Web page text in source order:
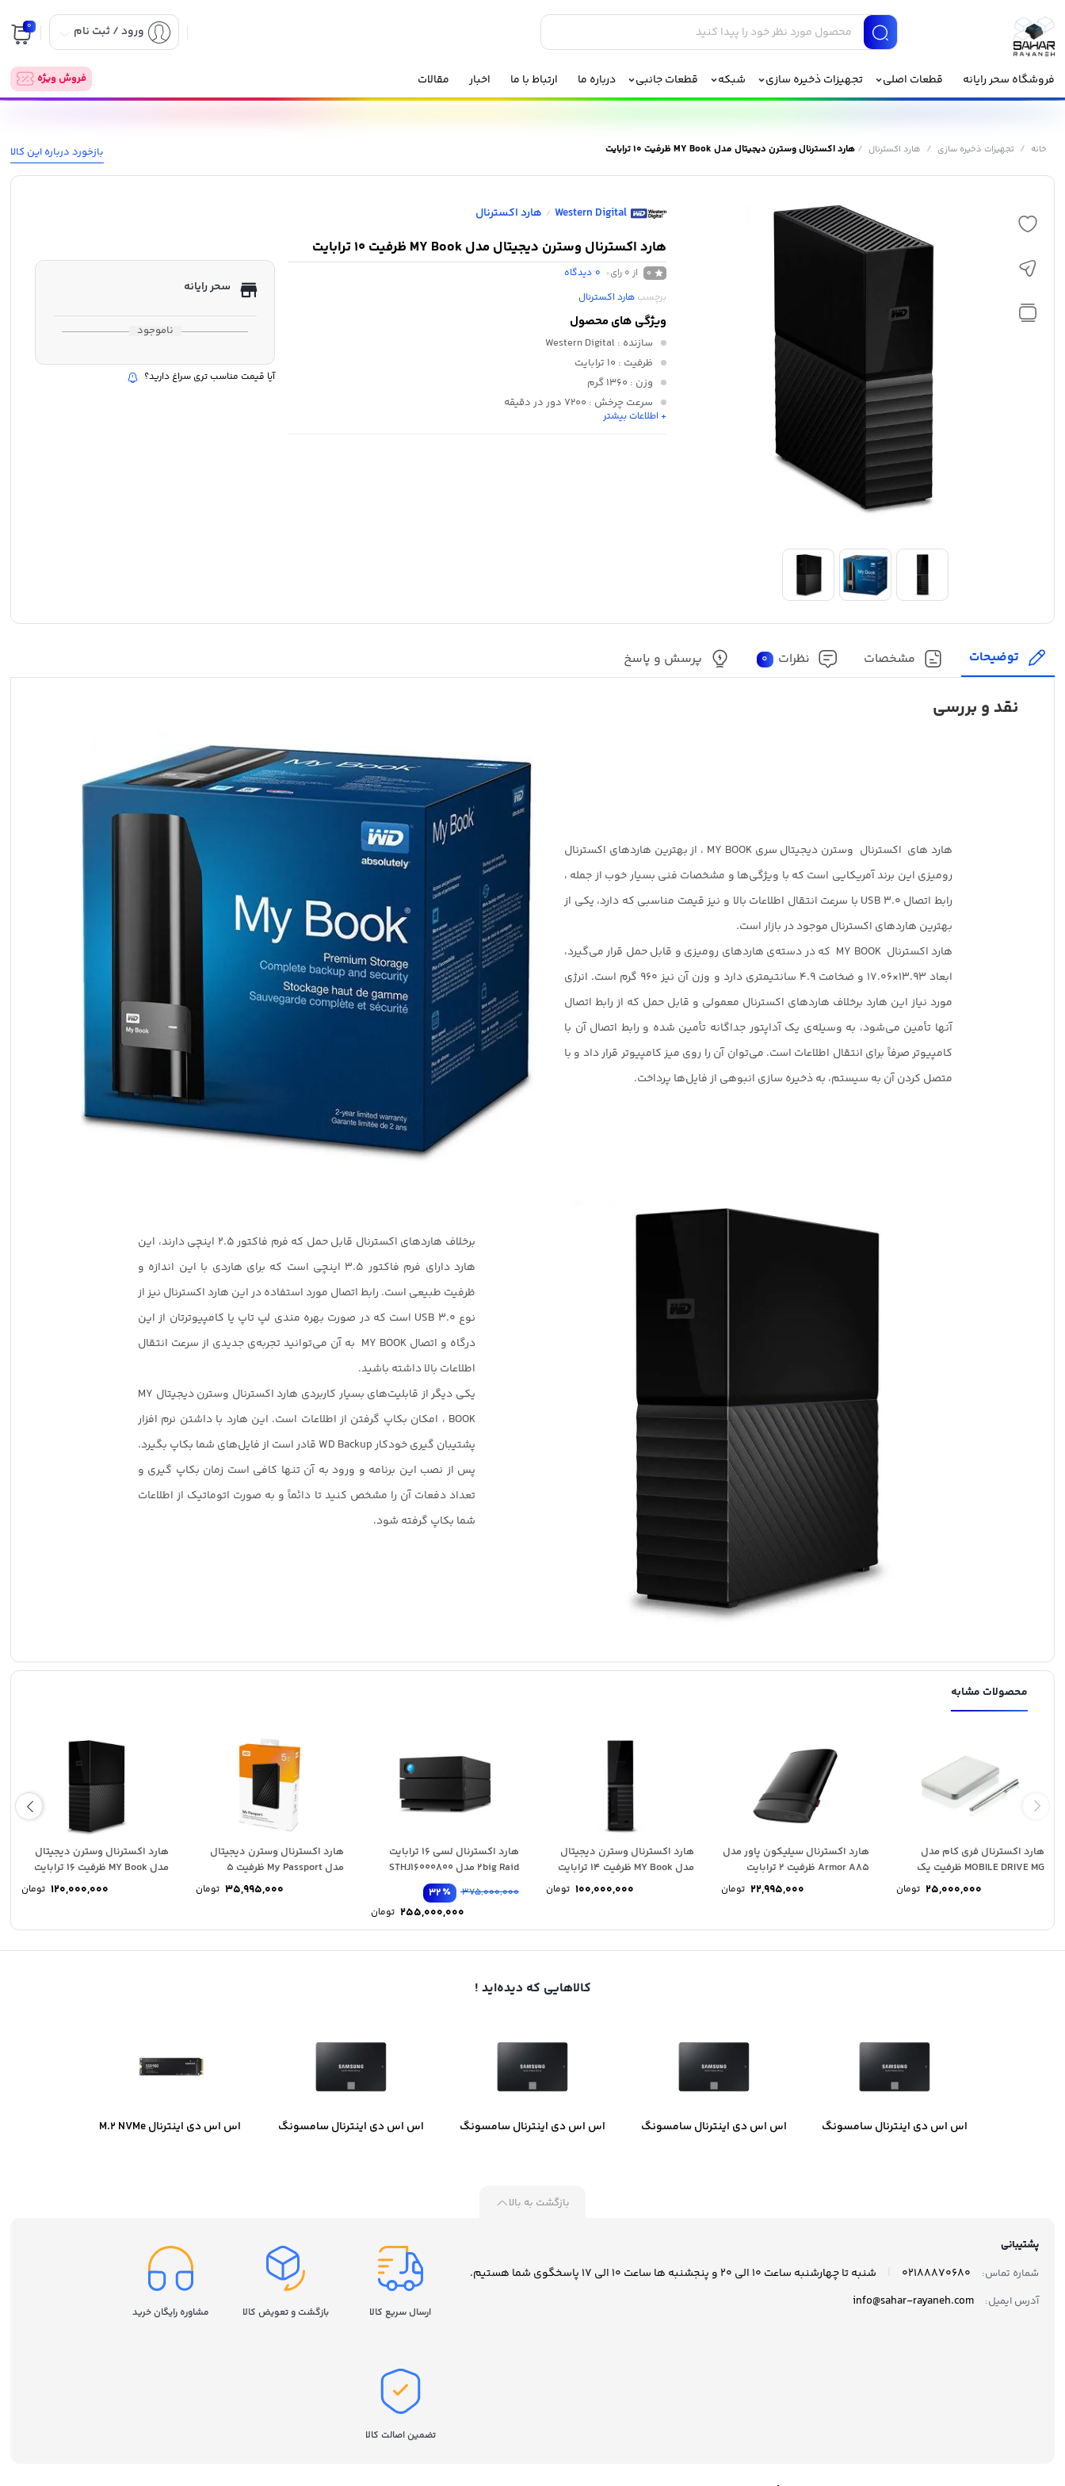
ورود / ثبت نام 0
فروشگاه سحر رایانه قطعات اصلی تجهیزات ذخیره سازی شبکه قطعات جانبی درباره ما ارتباط با ما اخبار مقالات فروش ویژه
بازخورد درباره این کالا خانه / تجهیزات ذخیره سازی / هارد اکسترنال /هارد اکسترنال وسترن دیجیتال مدل MY Book ظرفیت 10 ترابایت
Western Digital
/ هارد اکسترنال
هارد اکسترنال وسترن دیجیتال مدل MY Book ظرفیت 10 ترابایت
0 از 0 رای 0 دیدگاه
برچسبهارد اکسترنال
ویژگی های محصول
سازنده : Western Digital
ظرفیت : 10 ترابایت
وزن : 1360 گرم
سرعت چرخش : 7200 دور در دقیقه
سایز هد: 3.5 اینچ
+ اطلاعات بیشتر
سحر رایانه
ناموجود
آیا قیمت مناسب تری سراغ دارید؟
توضیحات مشخصات نظرات 0 پرسش و پاسخ
نقد و بررسی
هارد های اکسترنال وسترن دیجیتال سری MY BOOK ، از بهترین هاردهای اکسترنال
رومیزی این برند آمریکایی است که با ویژگی‌ها و مشخصات فنی بسیار خوب از جمله ،
رابط اتصال USB 3.0 با سرعت انتقال اطلاعات بالا و نیز قیمت مناسبی که دارد، یکی از
بهترین هاردهای اکسترنال موجود در بازار است.
هارد اکسترنال MY BOOK که در دسته‌ی هاردهای رومیزی و قابل حمل قرار می‌گیرد،
ابعاد 13.93×17.06 و ضخامت 4.9 سانتیمتری دارد و وزن آن نیز 960 گرم است. انرژی
مورد نیاز این هارد برخلاف هاردهای اکسترنال معمولی و قابل حمل که از رابط اتصال
آنها تأمین می‌شود، به وسیله‌ی یک آداپتور جداگانه تأمین شده و رابط اتصال آن با
کامپیوتر صرفاً برای انتقال اطلاعات است. می‌توان آن را روی میز کامپیوتر قرار داد و با
متصل کردن آن به سیستم، به ذخیره سازی انبوهی از فایل‌ها پرداخت.
برخلاف هاردهای اکسترنال قابل حمل که فرم فاکتور 2.5 اینچی دارند، این
هارد دارای فرم فاکتور 3.5 اینچی است که برای هاردی با این اندازه و
ظرفیت طبیعی است. رابط اتصال مورد استفاده در این هارد اکسترنال نیز از
نوع USB 3.0 است که در صورت بهره مندی لپ تاپ یا کامپیوترتان از این
درگاه و اتصال MY BOOK به آن می‌توانید تجربه‌ی جدیدی از سرعت انتقال
اطلاعات بالا داشته باشید.
یکی دیگر از قابلیت‌های بسیار کاربردی هارد اکسترنال وسترن دیجیتال MY
BOOK ، امکان بکاپ گرفتن از اطلاعات است. این هارد با داشتن نرم افزار
پشتیبان گیری خودکار WD Backup قادر است از فایل‌های شما بکاپ بگیرد.
پس از نصب این برنامه و ورود به آن تنها کافی است زمان بکاپ گیری و
تعداد دفعات آن را مشخص کنید تا دائماً و به صورت اتوماتیک از اطلاعات
شما بکاپ گرفته شود.
محصولات مشابه
هارد اکسترنال فری کام مدل
MOBILE DRIVE MG ظرفیت یک
ترابایت همراه...25,000,000 تومان
هارد اکسترنال سیلیکون پاور مدل
Armor A85 ظرفیت 2 ترابایت
22,995,000 تومان
هارد اکسترنال وسترن دیجیتال
مدل MY Book ظرفیت 14 ترابایت
100,000,000 تومان
هارد اکسترنال لسی 16 ترابایت
2big Raid مدل STHJ16000800
٪32 375,000,000
255,000,000 تومان
هارد اکسترنال وسترن دیجیتال
مدل My Passport ظرفیت 5
35,995,000 تومان
هارد اکسترنال وسترن دیجیتال
مدل MY Book ظرفیت 16 ترابایت
120,000,000 تومان
کالاهایی که دیده‌اید !
اس اس دی اینترنال سامسونگ
اس اس دی اینترنال سامسونگ
اس اس دی اینترنال سامسونگ
اس اس دی اینترنال سامسونگ
اس اس دی اینترنال M.2 NVMe
بازگشت به بالا
پشتیبانی
شماره تماس:
02188870680 شنبه تا چهارشنبه ساعت 10 الی 20 و پنجشنبه ها ساعت 10 الی 17 پاسخگوی شما هستیم.
آدرس ایمیل: info@sahar-rayaneh.com
ارسال سریع کالا بازگشت و تعویض کالا مشاوره رایگان خرید
تضمین اصالت کالا